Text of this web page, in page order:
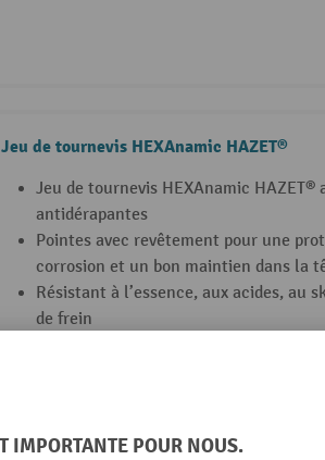
Jeu de tournevis HEXAnamic HAZET®
Jeu de tournevis HEXAnamic HAZET®
antidérapantes
Pointes avec revêtement pour une
corrosion et un bon maintien dans la
Résistant à l’essence, aux acides, au
de frein